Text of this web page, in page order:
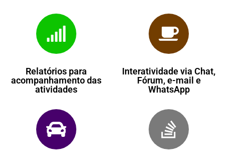
Relatórios para
acompanhamento das
atividades
Interatividade via Chat,
Fórum, e-mail e
WhatsApp